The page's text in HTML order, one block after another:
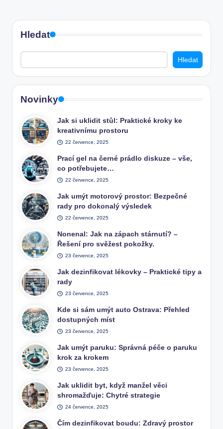
Hledat
Hledat
Novinky
Jak si uklidit stůl: Praktické kroky ke
kreativnímu prostoru
22 července, 2025
Prací gel na černé prádlo diskuze – vše,
co potřebujete…
22 července, 2025
Jak umýt motorový prostor: Bezpečné
rady pro dokonalý výsledek
22 července, 2025
Nonenal: Jak na zápach stárnutí? –
Řešení pro svěžest pokožky.
23 července, 2025
Jak dezinfikovat lékovky – Praktické tipy a
rady
23 července, 2025
Kde si sám umýt auto Ostrava: Přehled
dostupných míst
23 července, 2025
Jak umýt paruku: Správná péče o paruku
krok za krokem
23 července, 2025
Jak uklidit byt, když manžel věci
shromažďuje: Chytré strategie
24 července, 2025
Čím dezinfikovat boudu: Zdravý prostor